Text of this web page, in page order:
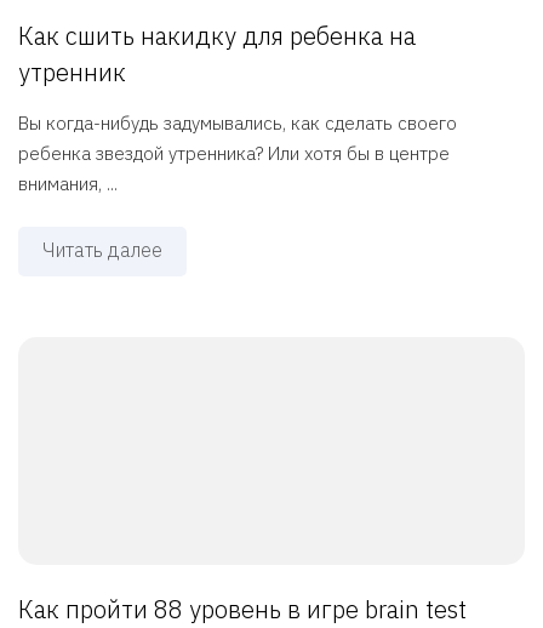
Как сшить накидку для ребенка на
утренник
Вы когда-нибудь задумывались, как сделать своего
ребенка звездой утренника? Или хотя бы в центре
внимания, ...
Читать далее
Как пройти 88 уровень в игре brain test